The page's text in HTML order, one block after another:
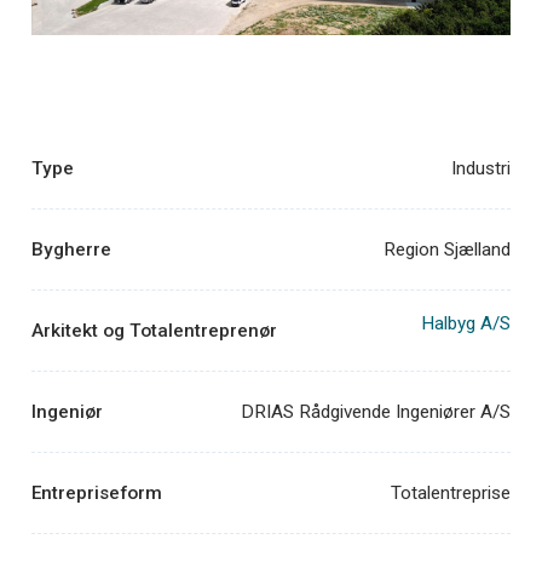
Type Industri
Bygherre Region Sjælland
Arkitekt og Totalentreprenør Halbyg A/S
Ingeniør DRIAS Rådgivende Ingeniører A/S
Entrepriseform Totalentreprise